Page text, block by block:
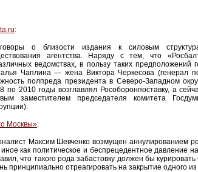
:
о близости издания к силовым
агентства. Наряду с тем, что
ведомствах, в пользу таких предположений
Чаплина — жена Виктора Черкесова (генерал
полпреда президента в Северо-Западном
по 2010 годы возглавлял Рособоронпоставку, а
заместителем председателя комитета
Москвы»:
Максим Шевченко возмущен аннулированием
иное как политическое и беспрецедентное давление
что такого рода забастовку должен бы
принципиально отреагировать на закрытие одного